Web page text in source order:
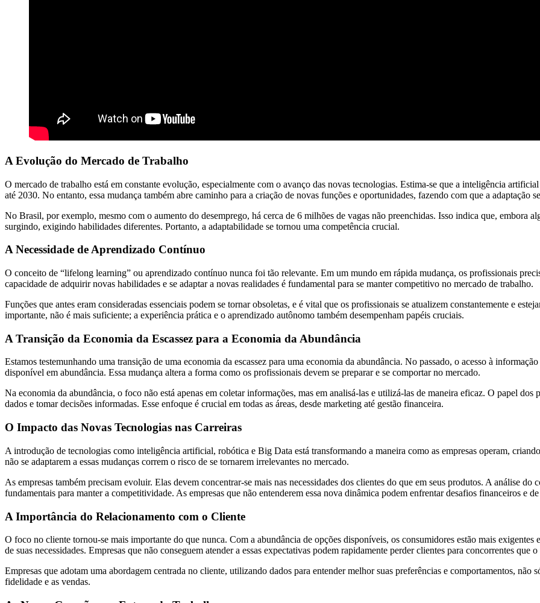
A Evolução do Mercado de Trabalho
O mercado de trabalho está em constante evolução, especialmente com o avanço das novas tecnologias. Estima-se que a inteligência
até 2030. No entanto, essa mudança também abre caminho para a criação de novas funções e oportunidades, fazendo com que a adaptação
No Brasil, por exemplo, mesmo com o aumento do desemprego, há cerca de 6 milhões de vagas não preenchidas. Isso indica que, embora
surgindo, exigindo habilidades diferentes. Portanto, a adaptabilidade se tornou uma competência crucial.
A Necessidade de Aprendizado Contínuo
O conceito de “lifelong learning” ou aprendizado contínuo nunca foi tão relevante. Em um mundo em rápida mudança, os profissionais
capacidade de adquirir novas habilidades e se adaptar a novas realidades é fundamental para se manter competitivo no mercado de trabalho.
Funções que antes eram consideradas essenciais podem se tornar obsoletas, e é vital que os profissionais se atualizem constantemente e
importante, não é mais suficiente; a experiência prática e o aprendizado autônomo também desempenham papéis cruciais.
A Transição da Economia da Escassez para a Economia da Abundância
Estamos testemunhando uma transição de uma economia da escassez para uma economia da abundância. No passado, o acesso à
disponível em abundância. Essa mudança altera a forma como os profissionais devem se preparar e se comportar no mercado.
Na economia da abundância, o foco não está apenas em coletar informações, mas em analisá-las e utilizá-las de maneira eficaz. O papel
dados e tomar decisões informadas. Esse enfoque é crucial em todas as áreas, desde marketing até gestão financeira.
O Impacto das Novas Tecnologias nas Carreiras
A introdução de tecnologias como inteligência artificial, robótica e Big Data está transformando a maneira como as empresas operam,
não se adaptarem a essas mudanças correm o risco de se tornarem irrelevantes no mercado.
As empresas também precisam evoluir. Elas devem concentrar-se mais nas necessidades dos clientes do que em seus produtos. A análise
fundamentais para manter a competitividade. As empresas que não entenderem essa nova dinâmica podem enfrentar desafios financeiros e
A Importância do Relacionamento com o Cliente
O foco no cliente tornou-se mais importante do que nunca. Com a abundância de opções disponíveis, os consumidores estão mais
de suas necessidades. Empresas que não conseguem atender a essas expectativas podem rapidamente perder clientes para concorrentes que
Empresas que adotam uma abordagem centrada no cliente, utilizando dados para entender melhor suas preferências e comportamentos, não
fidelidade e as vendas.